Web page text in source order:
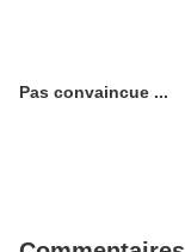
Pas convaincue ...